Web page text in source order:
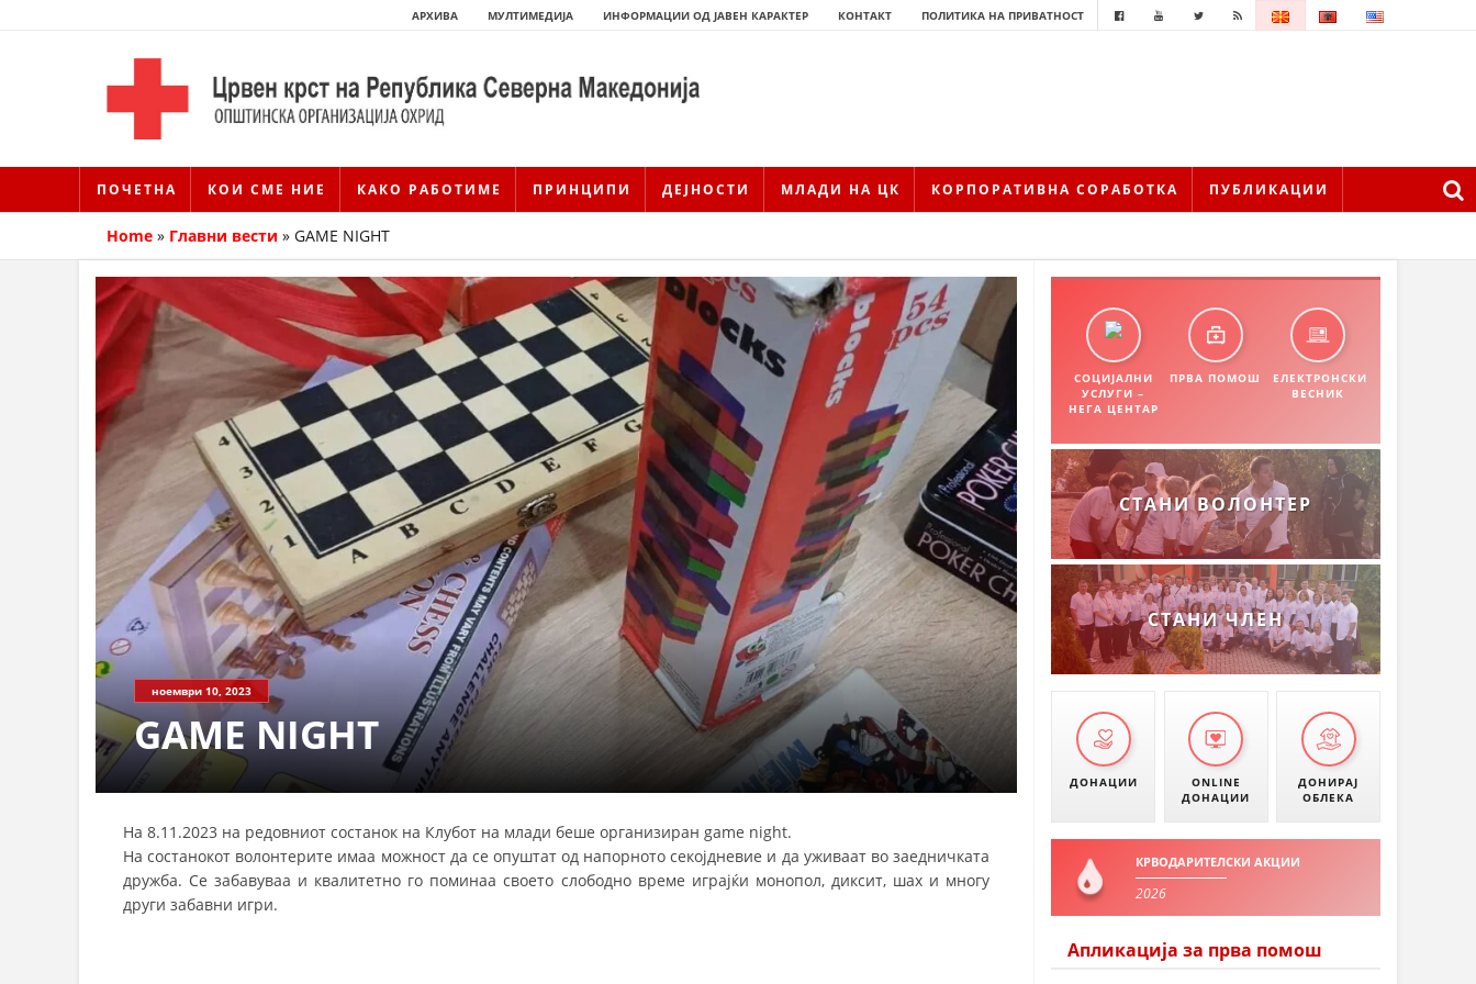
АРХИВА МУЛТИМЕДИЈА ИНФОРМАЦИИ ОД ЈАВЕН КАРАКТЕР КОНТАКТ ПОЛИТИКА НА ПРИВАТНОСТ
ПОЧЕТНА КОИ СМЕ НИЕ КАКО РАБОТИМЕ ПРИНЦИПИ ДЕЈНОСТИ МЛАДИ НА ЦК КОРПОРАТИВНА СОРАБОТКА ПУБЛИКАЦИИ
ИСТОРИЈАТ НА ЦКРМ
ИСТОРИЈАТ НА ДВИЖЕЊЕТО
СТРУКТУРА НА ОРГАНИЗАЦИЈАТА
КОНТАКТ ИНФОРМАЦИИ
ЧЛЕНСТВО ВО ПРОФЕСИОНАЛНИ ТЕЛА
ЗАКОН ЗА ЦКРМ
СТАТУТ НА ЦКРМ
ОРГАНИЗАЦИЈА И РАЗВОЈ
РАКОВОДЕН ОДБОР
Home » Главни вести » GAME NIGHT
ноември 10, 2023
GAME NIGHT
На 8.11.2023 на редовниот состанок на Клубот на млади беше организиран game night.
На состанокот волонтерите имаа можност да се опуштат од напорното секојдневие и да уживаат во заедничката
дружба. Се забавуваа и квалитетно го поминаа своето слободно време играјќи монопол, диксит, шах и многу
други забавни игри.
СОЦИЈАЛНИ
УСЛУГИ –
НЕГА ЦЕНТАР
ПРВА ПОМОШ
ЕЛЕКТРОНСКИ
ВЕСНИК
СТАНИ ВОЛОНТЕР
СТАНИ ЧЛЕН
ДОНАЦИИ
ONLINE
ДОНАЦИИ
ДОНИРАЈ
ОБЛЕКА
КРВОДАРИТЕЛСКИ АКЦИИ
2026
Апликација за прва помош